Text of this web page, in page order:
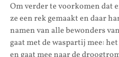
Om verder te voorkomen dat
ze een rek gemaakt en daar
namen van alle bewonders
gaat met de waspartij mee: